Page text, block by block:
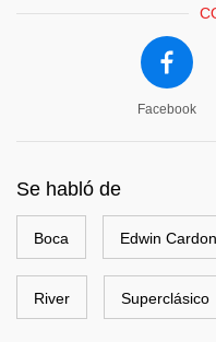
Facebook
Se habló de
Boca Edwin
River Superclásico